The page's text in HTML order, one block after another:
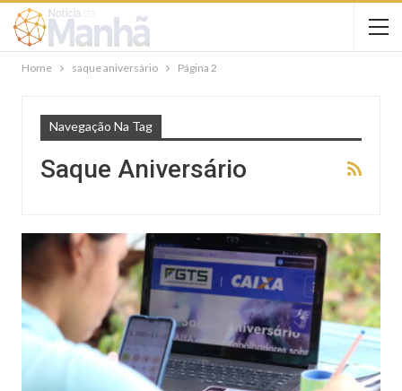
Home saque aniversário Página 2
Navegação Na Tag
Saque Aniversário
NOTÍCIAS